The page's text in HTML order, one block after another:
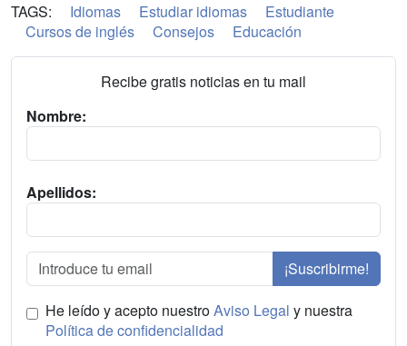
TAGS:
Idiomas Estudiar idiomas
Estudiante
Cursos de inglés
Consejos Educación
Recibe gratis noticias en tu mail
Nombre:
Apellidos:
¡Suscribirme!
He leído y acepto nuestroAviso Legal y nuestra
Política de confidencialidad